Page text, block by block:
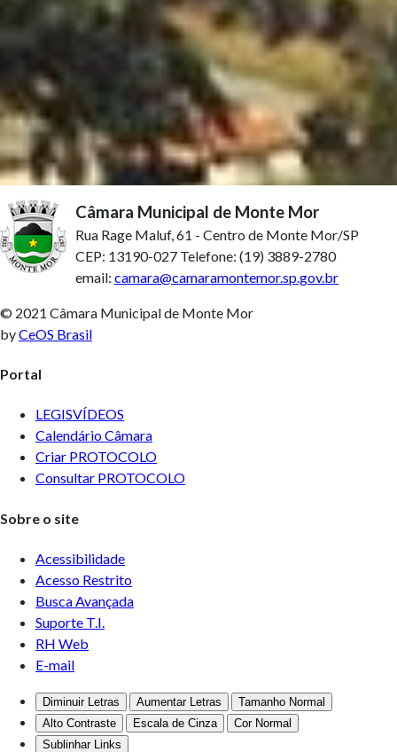
Câmara Municipal de Monte Mor
Rua Rage Maluf, 61 - Centro de Monte Mor/SP
CEP: 13190-027 Telefone: (19) 3889-2780
email: camara@camaramontemor.sp.gov.br
© 2021 Câmara Municipal de Monte Mor
byCeOS Brasil
Portal
LEGISVÍDEOS
Calendário Câmara
Criar PROTOCOLO
Consultar PROTOCOLO
Sobre o site
Acessibilidade
Acesso Restrito
Busca Avançada
Suporte T.I.
RH Web
E-mail
Diminuir Letras Aumentar Letras
Tamanho Normal
Alto Contraste
Escala de Cinza
Cor Normal
Sublinhar Links